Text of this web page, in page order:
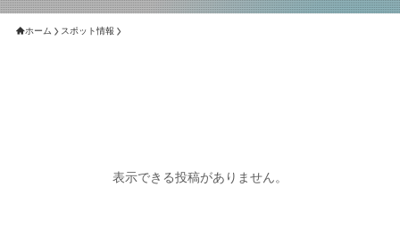
ホーム スポット情報